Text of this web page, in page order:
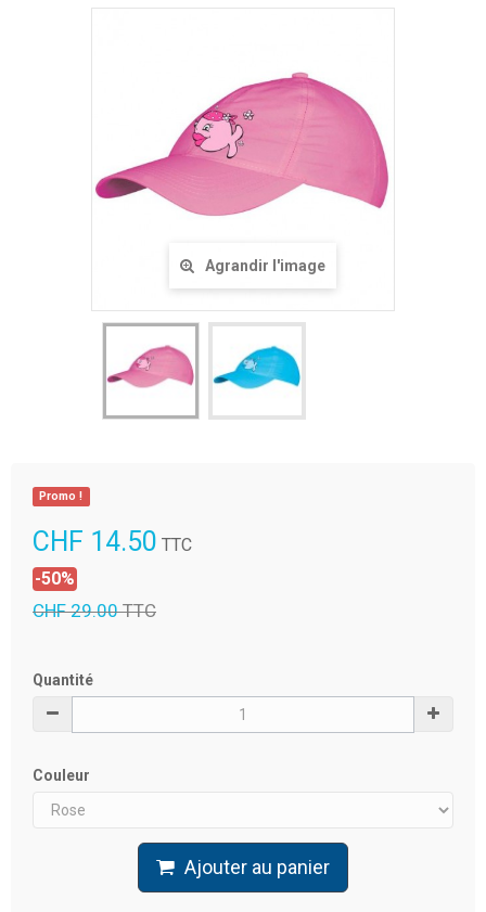
Agrandir l'image
Promo !
CHF 14.50 TTC
-50%
CHF 29.00TTC
Quantité
Couleur
Ajouter au panier